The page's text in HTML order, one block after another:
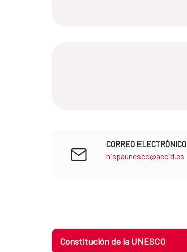
CORREO ELECTRÓNICO
hispaunesco@aecid.es
Constitución de la UNESCO